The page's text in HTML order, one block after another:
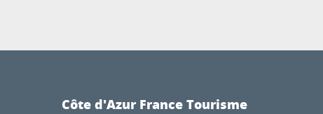
Côte d'Azur France Tourisme